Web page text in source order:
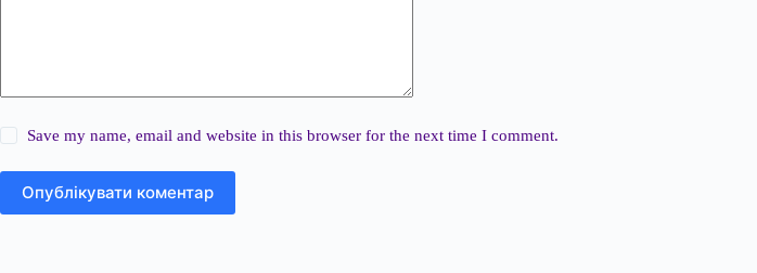
Save my name, email and website in this browser for the next time I comment.
Опублікувати коментар